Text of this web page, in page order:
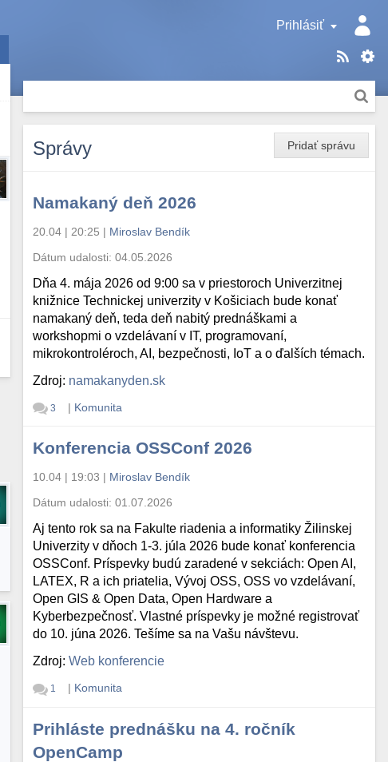
Prihlásiť
Pridať správu
Správy
Namakaný deň 2026
20.04 | 20:25 | Miroslav Bendík
Dátum udalosti:04.05.2026
Dňa 4. mája 2026 od 9:00 sa v priestoroch Univerzitnej
knižnice Technickej univerzity v Košiciach bude konať
namakaný deň, teda deň nabitý prednáškami a
workshopmi o vzdelávaní v IT, programovaní,
mikrokontroléroch, AI, bezpečnosti, IoT a o ďalších témach.
Zdroj: namakanyden.sk
3 | Komunita
Konferencia OSSConf 2026
10.04 | 19:03 | Miroslav Bendík
Dátum udalosti:01.07.2026
Aj tento rok sa na Fakulte riadenia a informatiky Žilinskej
Univerzity v dňoch 1-3. júla 2026 bude konať konferencia
OSSConf. Príspevky budú zaradené v sekciách: Open AI,
LATEX, R a ich priatelia, Vývoj OSS, OSS vo vzdelávaní,
Open GIS & Open Data, Open Hardware a
Kyberbezpečnosť. Vlastné príspevky je možné registrovať
do 10. júna 2026. Tešíme sa na Vašu návštevu.
Zdroj:Web konferencie
1 | Komunita
Prihláste prednášku na 4. ročník
OpenCamp